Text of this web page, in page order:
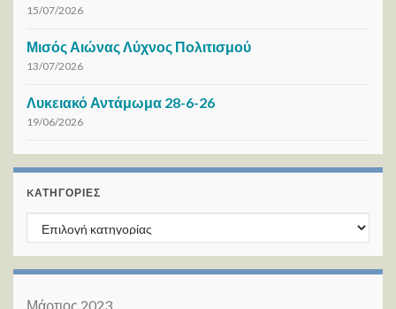
15/07/2026
Μισός Αιώνας Λύχνος Πολιτισμού
13/07/2026
Λυκειακό Αντάμωμα 28-6-26
19/06/2026
KΑΤΗΓΟΡΊΕΣ
Kατηγορίες
Μάρτιος 2023